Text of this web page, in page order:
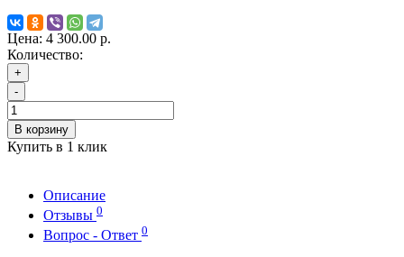
Цена: 4 300.00 р.
Количество:
+
-
В корзину
Купить в 1 клик
Описание
Отзывы 0
Вопрос - Ответ 0